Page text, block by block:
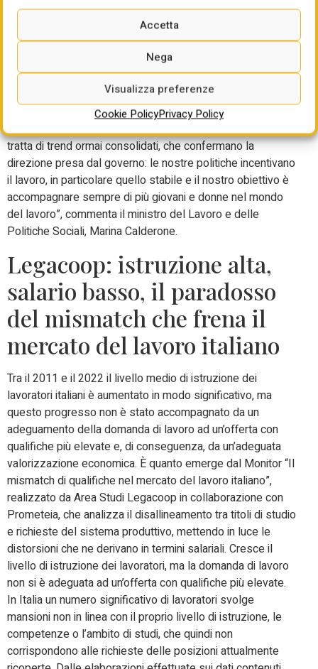
Accetta
Nega
Visualizza preferenze
Cookie PolicyPrivacy Policy
35-49enni. Il tasso di occupazione, in un anno, sale di 0,8
punti percentuali. Rispetto a maggio 2024, cresce il numero
di persone in cerca di lavoro (+0,9%, pari a +15mila unità) e
diminuisce quello degli inattivi tra i 15 e i 64 anni (-2,6%,
pari a -320mila). “I dati Istat di oggi ci confortano: cresce
l’occupazione a tempo indeterminato, con altri 80.000 posti
di lavoro in più, diminuiscono i contratti a termine, calano al
minimo storico gli inattivi, anche tra giovani e donne. Si
tratta di trend ormai consolidati, che confermano la
direzione presa dal governo: le nostre politiche incentivano
il lavoro, in particolare quello stabile e il nostro obiettivo è
accompagnare sempre di più giovani e donne nel mondo
del lavoro”, commenta il ministro del Lavoro e delle
Politiche Sociali, Marina Calderone.
Legacoop: istruzione alta,
salario basso, il paradosso
del mismatch che frena il
mercato del lavoro italiano
Tra il 2011 e il 2022 il livello medio di istruzione dei
lavoratori italiani è aumentato in modo significativo, ma
questo progresso non è stato accompagnato da un
adeguamento della domanda di lavoro ad un’offerta con
qualifiche più elevate e, di conseguenza, da un’adeguata
valorizzazione economica. È quanto emerge dal Monitor “Il
mismatch di qualifiche nel mercato del lavoro italiano”,
realizzato da Area Studi Legacoop in collaborazione con
Prometeia, che analizza il disallineamento tra titoli di studio
e richieste del sistema produttivo, mettendo in luce le
distorsioni che ne derivano in termini salariali. Cresce il
livello di istruzione dei lavoratori, ma la domanda di lavoro
non si è adeguata ad un’offerta con qualifiche più elevate.
In Italia un numero significativo di lavoratori svolge
mansioni non in linea con il proprio livello di istruzione, le
competenze o l’ambito di studi, che quindi non
corrispondono alle richieste delle posizioni attualmente